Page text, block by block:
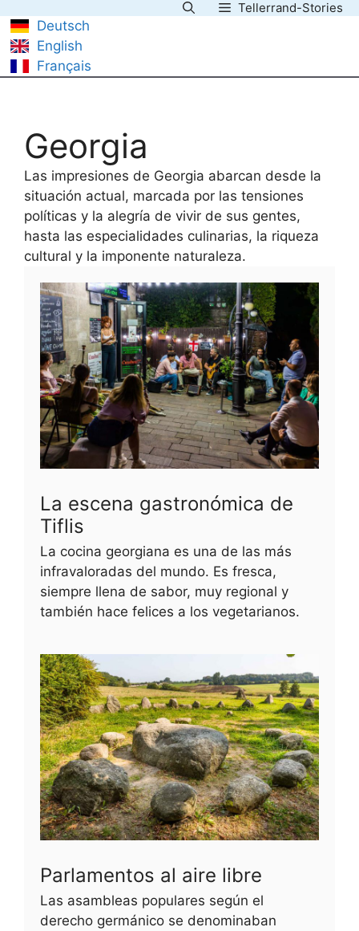
contenido
Tellerrand-Stories
Deutsch
English
Français
Georgia
Las impresiones de Georgia abarcan desde la
situación actual, marcada por las tensiones
políticas y la alegría de vivir de sus gentes,
hasta las especialidades culinarias, la riqueza
cultural y la imponente naturaleza.
La escena gastronómica de
Tiflis
La cocina georgiana es una de las más
infravaloradas del mundo. Es fresca,
siempre llena de sabor, muy regional y
también hace felices a los vegetarianos.
Parlamentos al aire libre
Las asambleas populares según el
derecho germánico se denominaban